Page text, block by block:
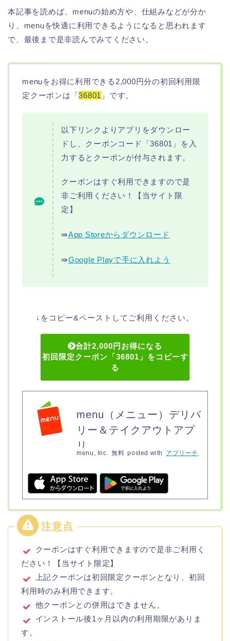
本記事を読めば、menuの始め方や、仕組みなどが分か
り、menuを快適に利用できるようになると思われます
で、最後まで是非読んでみてください。
menuをお得に利用できる2,000円分の初回利用限
定クーポンは「36801 」です。
以下リンクよりアプリをダウンロー
ドし、クーポンコード「36801」を入
力するとクーポンが付与されます。
クーポンはすぐ利用できますので是
非ご利用ください！【当サイト限
定】
⇛App Storeからダウンロード
⇛Google Playで手に入れよう
↓をコピー&ペーストしてご利用ください。
合計2,000円お得になる
初回限定クーポン「36801」をコピーす
る
menu（メニュー）デリバ
リー＆テイクアウトアプ
リ
menu, Inc. 無料 posted with アプリーチ
クーポンはすぐ利用できますので是非ご利用く
ださい！【当サイト限定】
上記クーポンは初回限定クーポンとなり、初回
利用時のみ利用できます。
他クーポンとの併用はできません。
インストール後1ヶ月以内の利用期限がありま
す。